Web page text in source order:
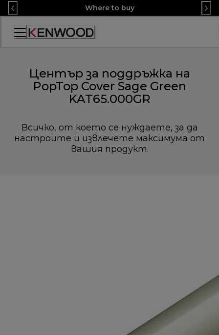
Skip
to
Content
Where to buy
Декларация
Център за поддръжка на
PopTop Cover Sage Green
KAT65.000GR
Всичко, от което се нуждаете, за да
настроите и извлечете максимума от
вашия продукт.